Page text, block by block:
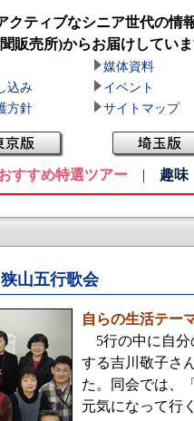
クティブなシニア世代の情
販売所)からお届けしてい
媒体資料
込み
イベント
方針
サイトマップ
すすめ特選ツアー | 趣味
狭山五行歌会
自らの生活テー
5行の中に自分
する吉川敬子さ
た。同会では、
元気になって行